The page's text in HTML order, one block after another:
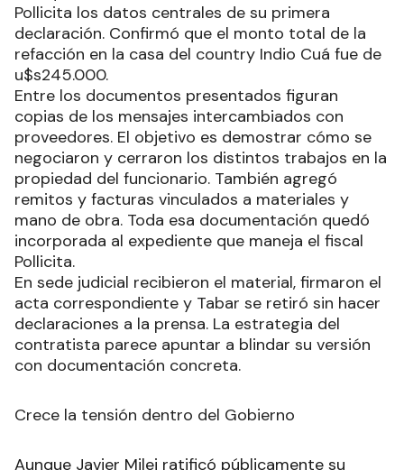
Pollicita los datos centrales de su primera
declaración. Confirmó que el monto total de la
refacción en la casa del country Indio Cuá fue de
u$s245.000.
Entre los documentos presentados figuran
copias de los mensajes intercambiados con
proveedores. El objetivo es demostrar cómo se
negociaron y cerraron los distintos trabajos en la
propiedad del funcionario. También agregó
remitos y facturas vinculados a materiales y
mano de obra. Toda esa documentación quedó
incorporada al expediente que maneja el fiscal
Pollicita.
En sede judicial recibieron el material, firmaron el
acta correspondiente y Tabar se retiró sin hacer
declaraciones a la prensa. La estrategia del
contratista parece apuntar a blindar su versión
con documentación concreta.
Crece la tensión dentro del Gobierno
Aunque Javier Milei ratificó públicamente su